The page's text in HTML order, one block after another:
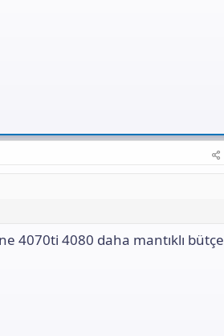
4070ti 4080 daha mantıklı bütçe